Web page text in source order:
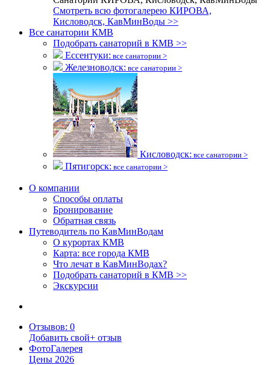
Смотреть всю фотогалерею КИРОВА,
Кисловодск, КавМинВоды >>
Все санатории КМВ
Подобрать санаторий в КМВ >>
Ессентуки: все санатории >
Железноводск: все санатории >
Кисловодск: все санатории >
Пятигорск: все санатории >
О компании
Способы оплаты
Бронирование
Обратная связь
Путеводитель по КавМинВодам
О курортах КМВ
Карта: все города КМВ
Что лечат в КавМинВодах?
Подобрать санаторий в КМВ >>
Экскурсии
Отзывов: 0
Добавить свой+ отзыв
ФотоГалерея
Цены 2026